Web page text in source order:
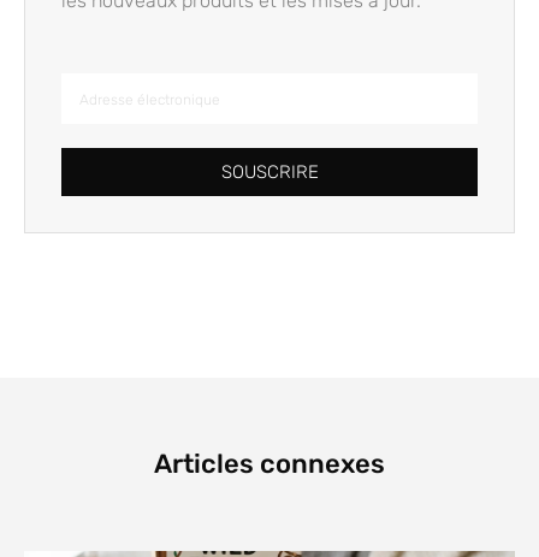
SOUSCRIRE
Articles connexes